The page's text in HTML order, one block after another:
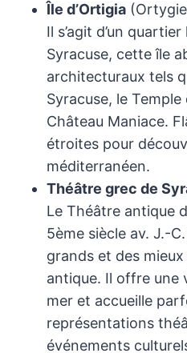
Île d’Ortigia
Il s’agit d’un
Syracuse, cette île
architecturaux tels
Syracuse, le Temple
Château Maniace.
étroites pour
méditerranéen.
Théâtre grec de
Le Théâtre antique
5ème siècle av. J.-
grands et des
antique. Il offre une
mer et accueille
représentations
événements